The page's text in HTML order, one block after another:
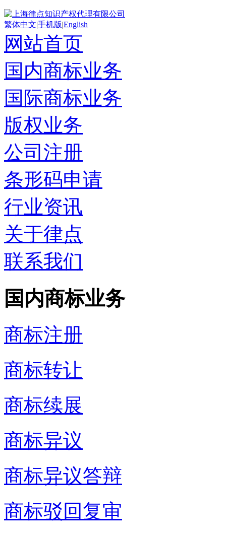
繁体中文|手机版|English
网站首页
国内商标业务
国际商标业务
版权业务
公司注册
条形码申请
行业资讯
关于律点
联系我们
国内商标业务
商标注册
商标转让
商标续展
商标异议
商标异议答辩
商标驳回复审